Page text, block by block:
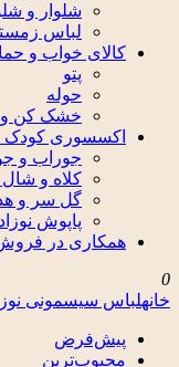
شلوار و
لباس
کالای خواب و
پتو
حوله
خشک کن و
اکسسوری کودک
جوراب و
کلاه و
گل سر و
پاپوش
همکاری در
0
خانهلباس سیسمونی
پیش‌فرض
محبوب‌ترین